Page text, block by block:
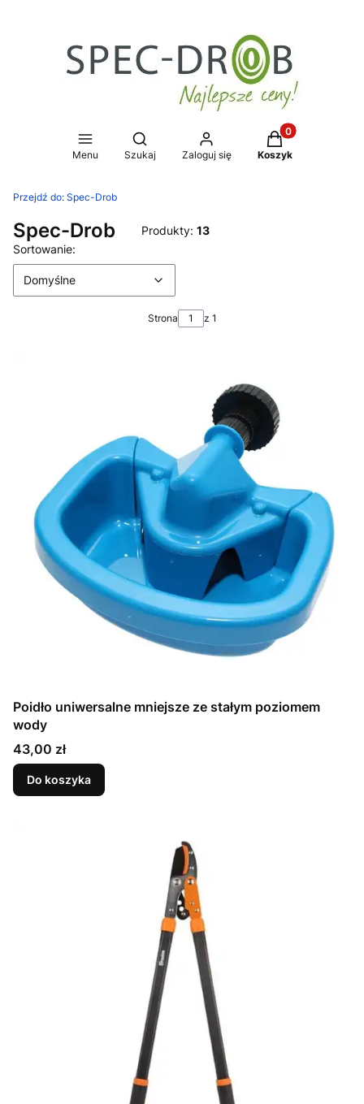
Menu
Otwórz wyszukiwarkę
Szukaj Zaloguj się
Produkty w
Koszyk
Przejdź do: Spec-Drob
Spec-Drob Produkty: 13
Lista produktów
Sortowanie:
Domyślne
Strona z 1
Poidło uniwersalne mniejsze ze stałym poziomem
wody
Cena
43,00 zł
Do koszyka